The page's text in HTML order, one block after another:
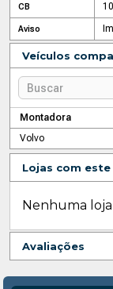
CB
Aviso
Veículos
Montadora
Volvo
Lojas com
Nenhuma
Avaliações